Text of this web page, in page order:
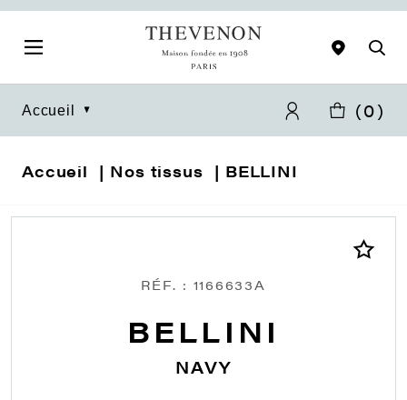
Accueil (0)
Accueil Nos tissus BELLINI
RÉF. : 1166633A
BELLINI
NAVY